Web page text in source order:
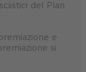
del Plan
e
si